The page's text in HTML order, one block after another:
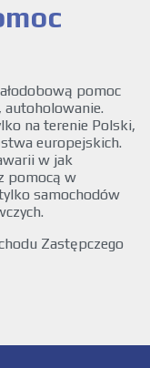
pomoc
autoholowanie.
na terenie Polski,
europejskich.
w jak
pomocą w
samochodów
Zastępczego